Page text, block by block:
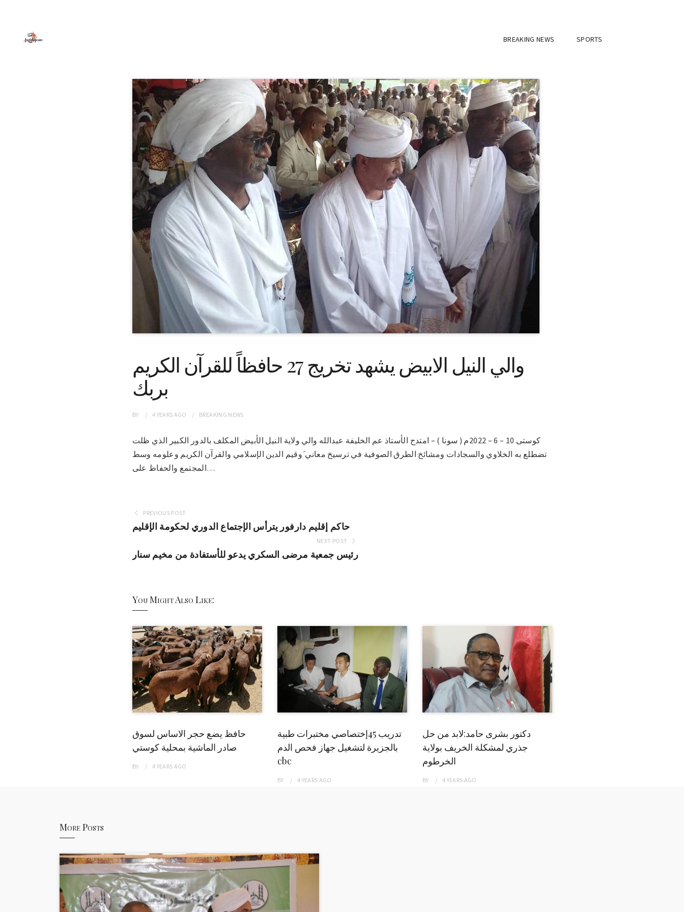
BREAKING NEWS SPORTS
والي النيل الابيض يشهد تخريج 27 حافظاً للقرآن الكريم
بربك
BY 4 YEARS AGO BREAKING NEWS
كوستى 10 – 6 – 2022م ( سونا ) – امتدح الأستاذ عم الخليفة عبدالله والي ولاية النيل الأبيض المكلف بالدور الكبير الذي ظلت
تضطلع به الخلاوي والسجادات ومشائخ الطرق الصوفية في ترسيخ معاني َوقيم الدين الإسلامي والقرآن الكريم وعلومه وسط
المجتمع والحفاظ على…
PREVIOUS POST
حاكم إقليم دارفور يترأس الإجتماع الدوري لحكومة الإقليم
NEXT POST
رئيس جمعية مرضى السكري يدعو للأستفادة من مخيم سنار
You Might Also Like:
حافظ يضع حجر الاساس لسوق
صادر الماشية بمحلية كوستي
BY 4 YEARS AGO
تدريب 45إختصاصي مختبرات طبية
بالجزيرة لتشغيل جهاز فحص الدم
cbc
BY 4 YEARS AGO
دكتور بشرى حامد:لابد من حل
جذري لمشكلة الخريف بولاية
الخرطوم
BY 4 YEARS AGO
More Posts